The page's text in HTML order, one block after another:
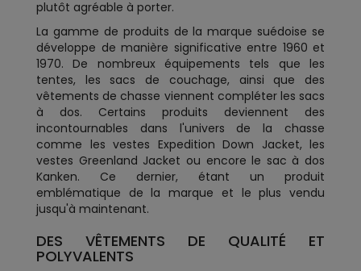
plutôt agréable à porter.
La gamme de produits de la marque suédoise se
développe de manière significative entre 1960 et
1970. De nombreux équipements tels que les
tentes, les sacs de couchage, ainsi que des
vêtements de chasse viennent compléter les sacs
à dos. Certains produits deviennent des
incontournables dans l'univers de la chasse
comme les vestes Expedition Down Jacket, les
vestes Greenland Jacket ou encore le sac à dos
Kanken. Ce dernier, étant un produit
emblématique de la marque et le plus vendu
jusqu'à maintenant.
DES VÊTEMENTS DE QUALITÉ ET
POLYVALENTS